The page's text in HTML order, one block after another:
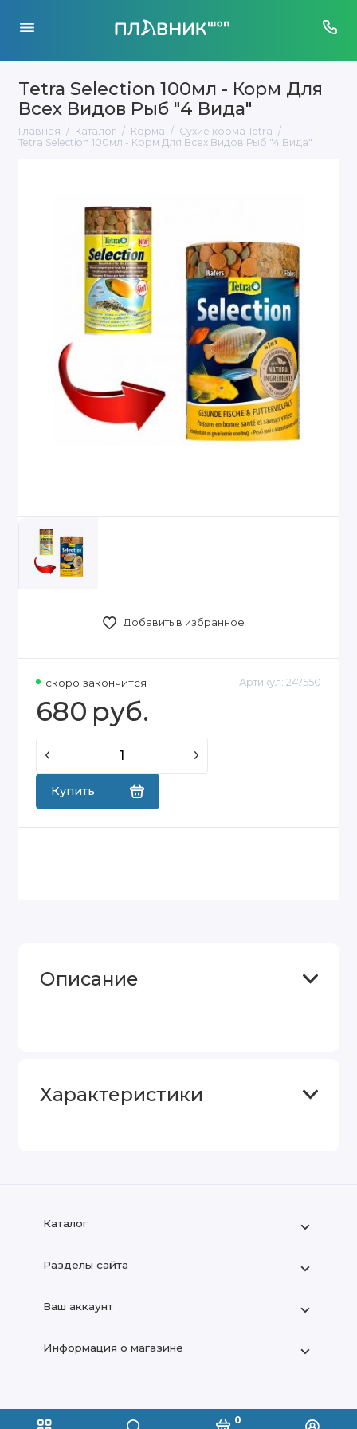
0
Tetra Selection 100мл - Корм Для
Всех Видов Рыб "4 Вида"
Главная Каталог Корма
Сухие корма Tetra
Tetra Selection 100мл - Корм Для Всех Видов Рыб "4 Вида"
Добавить в избранное
скоро закончится Артикул: 247550
680 руб.
Купить
Описание
Характеристики
Каталог
Разделы сайта
Ваш аккаунт
Информация о магазине